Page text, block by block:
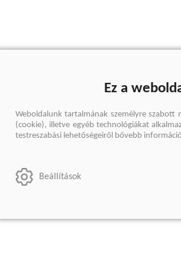
Ez a
Weboldalunk tartalmának személyre szabott
(cookie), illetve egyéb technológiákat
testreszabási lehetőségeiről bővebb
Beállítások